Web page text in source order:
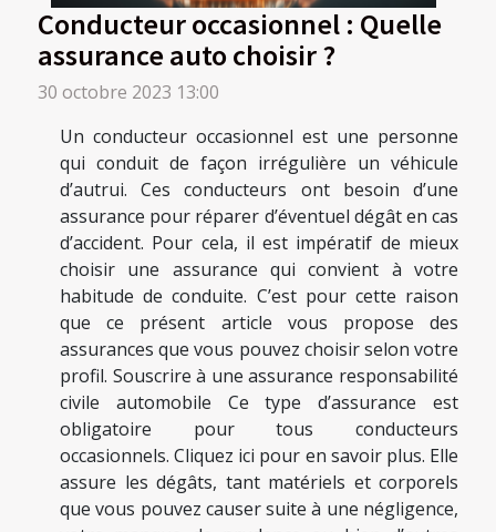
Conducteur occasionnel : Quelle
assurance auto choisir ?
30 octobre 2023 13:00
Un conducteur occasionnel est une personne
qui conduit de façon irrégulière un véhicule
d’autrui. Ces conducteurs ont besoin d’une
assurance pour réparer d’éventuel dégât en cas
d’accident. Pour cela, il est impératif de mieux
choisir une assurance qui convient à votre
habitude de conduite. C’est pour cette raison
que ce présent article vous propose des
assurances que vous pouvez choisir selon votre
profil. Souscrire à une assurance responsabilité
civile automobile Ce type d’assurance est
obligatoire pour tous conducteurs
occasionnels. Cliquez ici pour en savoir plus. Elle
assure les dégâts, tant matériels et corporels
que vous pouvez causer suite à une négligence,